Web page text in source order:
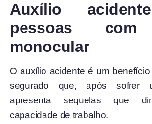
Auxílio
pessoas
monocular
O auxílio acidente é um
segurado que, após sofrer
apresenta sequelas que
capacidade de trabalho.